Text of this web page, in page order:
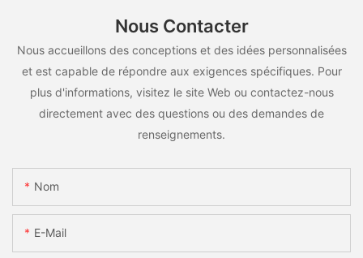
Nous Contacter
Nous accueillons des conceptions et des idées personnalisées
et est capable de répondre aux exigences spécifiques. Pour
plus d'informations, visitez le site Web ou contactez-nous
directement avec des questions ou des demandes de
renseignements.
Nom
E-Mail